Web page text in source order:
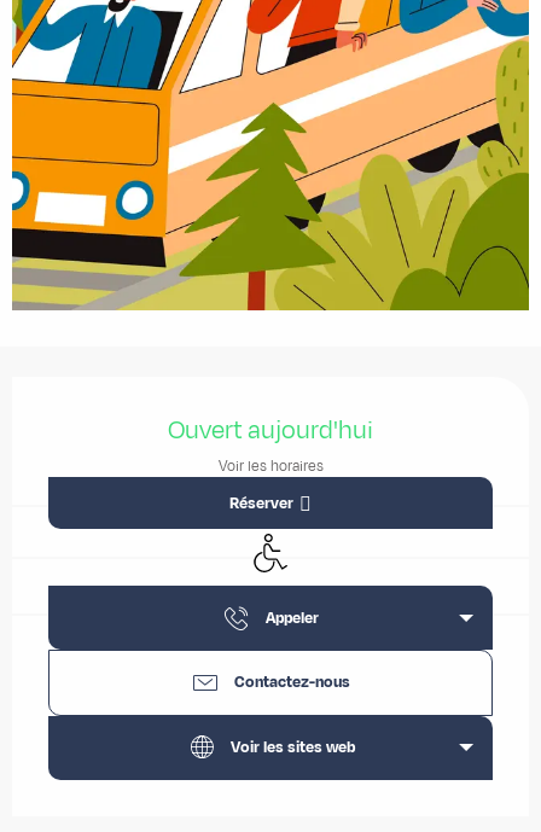
Ouvert aujourd'hui
Voir les horaires
Réserver
Accès handicapés
Appeler
Contactez-nous
Voir les sites web